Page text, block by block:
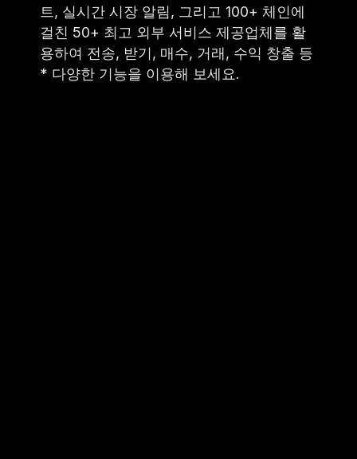
트, 실시간 시장 알림, 그리고 100+ 체인에
걸친 50+ 최고 외부 서비스 제공업체를 활
용하여 전송, 받기, 매수, 거래, 수익 창출 등
* 다양한 기능을 이용해 보세요.